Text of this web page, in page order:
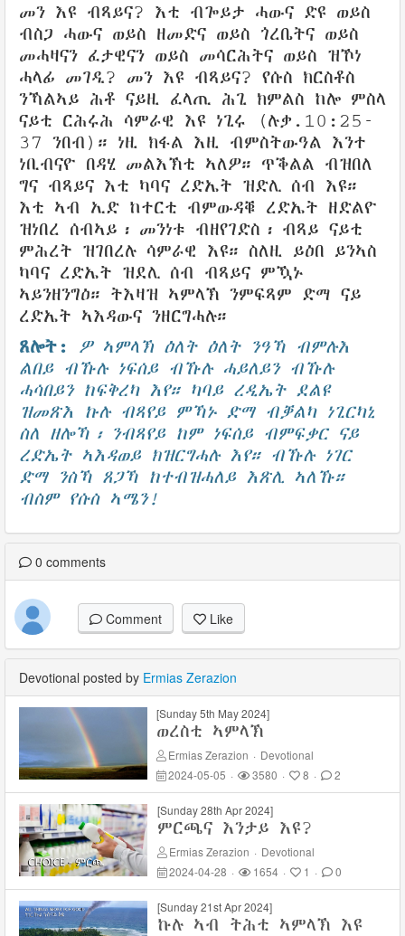
መን እዩ ብጻይና? እቲ ብጐይታ ሓውና ድዩ ወይስ
ብስጋ ሓውና ወይስ ዘመድና ወይስ ጎረቤትና ወይስ
መሓዛናን ፈታዊናን ወይስ መሳርሕትና ወይስ ዝኾነ
ሓላፊ መገዲ? መን እዩ ብጻይና? የሱስ ክርስቶስ
ንኻልኣይ ሕቶ ናይዚ ፈላጢ ሕጊ ክምልስ ከሎ ምስላ
ናይቲ ርሕሩሕ ሳምራዊ እዩ ነጊሩ (ሉቃ.10:25-
37 ንበብ)። ነዚ ክፋል እዚ ብምስትውዓል እንተ
ነቢብናዮ በዳሂ መልእኽቲ ኣለዎ። ጥቕልል ብዝበለ
ግና ብጻይና እቲ ካባና ረድኤት ዝድሊ ሰብ እዩ።
እቲ ኣብ ኢድ ከተርቲ ብምውዳቑ ረድኤት ዘድልዮ
ዝነበረ ሰብኣይ፡ መንነቱ ብዘየገድስ፡ ብጻይ ናይቲ
ምሕረት ዝገበረሉ ሳምራዊ እዩ። ስለዚ ይዕበ ይንኣስ
ካባና ረድኤት ዝደሊ ሰብ ብጻይና ምዃኑ
ኣይንዘንግዕ። ትእዛዝ ኣምላኽ ንምፍጻም ድማ ናይ
ረድኤት ኣእዳውና ንዘርግሓሉ።
ጸሎት: ዎ ኣምላኽ ዕለት ዕለት ንዓኻ ብምሉእ
ልበይ ብኹሉ ነፍሰይ ብኹሉ ሓይለይን ብኹሉ
ሓሳበይን ከፍቅረካ እየ። ካባይ ረዲኤት ደልዩ
ዝመጽእ ኩሉ ብጻየይ ምኻኑ ድማ ብቓልካ ነጊርካኒ
ስለ ዘሎኻ፡ ንብጻየይ ከም ነፍሰይ ብምፍቃር ናይ
ረድኤት ኣእዳወይ ክዝርግሓሉ እየ። ብኹሉ ነገር
ድማ ንስኻ ጸጋኻ ከተብዝሓለይ እጽሊ ኣለኹ።
ብስም የሱስ ኣሜን!
0 comments
Comment Like
Devotional posted by Ermias Zerazion
[Sunday 5th May 2024]
ወረስቲ ኣምላኽ
Ermias Zerazion · Devotional
2024-05-05 · 3580 · 8 · 2
[Sunday 28th Apr 2024]
ምርጫና እንታይ እዩ?
Ermias Zerazion · Devotional
2024-04-28 · 1654 · 1 · 0
[Sunday 21st Apr 2024]
ኩሉ ኣብ ትሕቲ ኣምላኽ እዩ